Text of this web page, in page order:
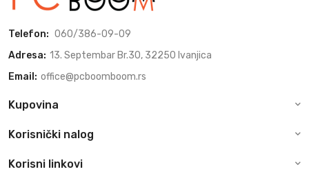
Telefon: 060/386-09-09
Adresa: 13. Septembar Br.30, 32250 Ivanjica
Email: office@pcboomboom.rs
Kupovina
Korisnički nalog
Korisni linkovi